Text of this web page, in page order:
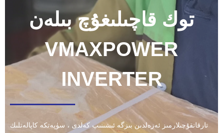
توك قاچىلىغۇچ بىلەن
VMAXPOWER
INVERTER
تارقاتقۇچىلارمىز ئەزەلدىن بىزگە ئىشىنىپ كەلدى ، سۈپەتكە كاپالەتلىك